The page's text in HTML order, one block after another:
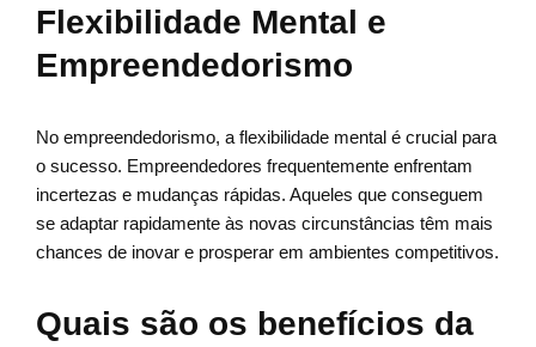
Flexibilidade Mental e
Empreendedorismo
No empreendedorismo, a flexibilidade mental é crucial para
o sucesso. Empreendedores frequentemente enfrentam
incertezas e mudanças rápidas. Aqueles que conseguem
se adaptar rapidamente às novas circunstâncias têm mais
chances de inovar e prosperar em ambientes competitivos.
Quais são os benefícios da